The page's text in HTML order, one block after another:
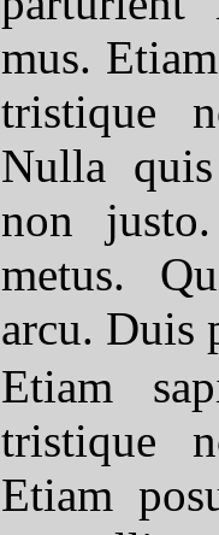
mus.
tristique
Nulla
non
metus.
arcu. Duis
Etiam
tristique
Etiam